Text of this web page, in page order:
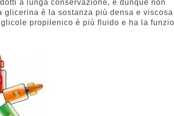
a lunga conservazione, e dunque non
è la sostanza più densa e
propilenico è più fluido e ha la